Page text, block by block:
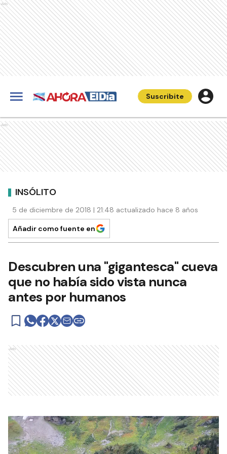
Ads
Suscribite
Ads
INSÓLITO
5 de diciembre de 2018 | 21:48 actualizado hace 8 años
Añadir como fuente en
Descubren una "gigantesca" cueva
que no había sido vista nunca
antes por humanos
Ads